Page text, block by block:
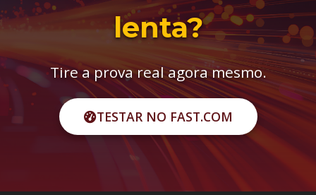
lenta?
Tire a prova real agora mesmo.
TESTAR NO FAST.COM